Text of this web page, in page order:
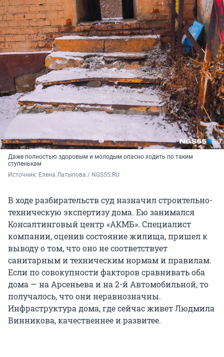
Даже полностью здоровым и молодым опасно ходить по таким
ступенькам
Источник: Елена Латыпова / NGS55.RU
В ходе разбирательств суд назначил строительно-
техническую экспертизу дома. Ею занимался
Консалтинговый центр «АКМБ». Специалист
компании, оценив состояние жилища, пришел к
выводу о том, что оно не соответствует
санитарным и техническим нормам и правилам.
Если по совокупности факторов сравнивать оба
дома — на Арсеньева и на 2-й Автомобильной, то
получалось, что они неравнозначны.
Инфраструктура дома, где сейчас живет Людмила
Винникова, качественнее и развитее.